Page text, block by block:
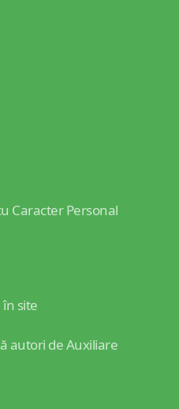
Caracter Personal
site
autori de Auxiliare